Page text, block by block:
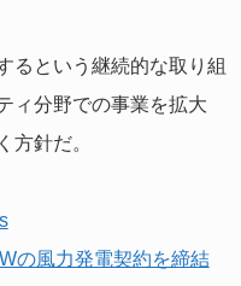
るという継続的な取り組
ィ分野での事業を拡大
方針だ。
の風力発電契約を締結